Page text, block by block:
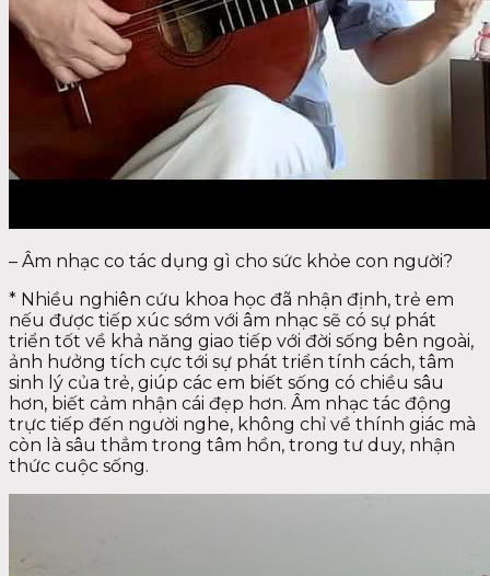
– Âm nhạc co tác dụng gì cho sức khỏe con người?
* Nhiều nghiên cứu khoa học đã nhận định, trẻ em
nếu được tiếp xúc sớm với âm nhạc sẽ có sự phát
triển tốt về khả năng giao tiếp với đời sống bên ngoài,
ảnh hưởng tích cực tới sự phát triển tính cách, tâm
sinh lý của trẻ, giúp các em biết sống có chiều sâu
hơn, biết cảm nhận cái đẹp hơn. Âm nhạc tác động
trực tiếp đến người nghe, không chỉ về thính giác mà
còn là sâu thẳm trong tâm hồn, trong tư duy, nhận
thức cuộc sống.